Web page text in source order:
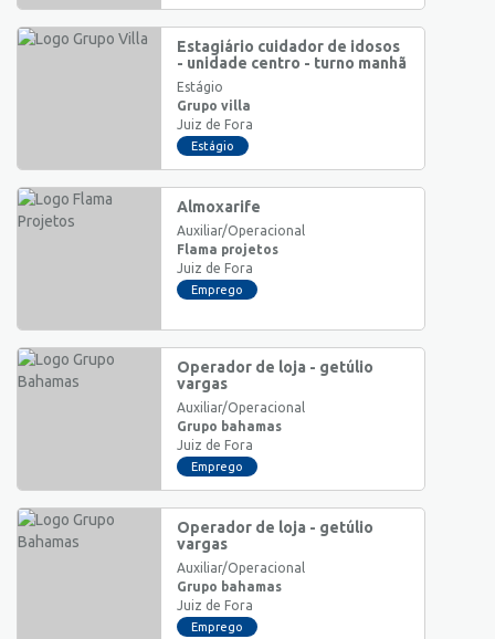
Estagiário cuidador de idosos
- unidade centro - turno manhã
Estágio
Grupo villa
Juiz de Fora
Estágio
Almoxarife
Auxiliar/Operacional
Flama projetos
Juiz de Fora
Emprego
Operador de loja - getúlio
vargas
Auxiliar/Operacional
Grupo bahamas
Juiz de Fora
Emprego
Operador de loja - getúlio
vargas
Auxiliar/Operacional
Grupo bahamas
Juiz de Fora
Emprego